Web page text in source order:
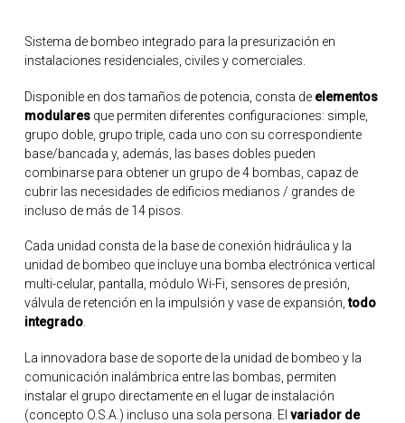
Sistema de bombeo integrado para la presurización en
instalaciones residenciales, civiles y comerciales.
Disponible en dos tamaños de potencia, consta de elementos
modularesque permiten diferentes configuraciones: simple,
grupo doble, grupo triple, cada uno con su correspondiente
base/bancada y, además, las bases dobles pueden
combinarse para obtener un grupo de 4 bombas, capaz de
cubrir las necesidades de edificios medianos / grandes de
incluso de más de 14 pisos.
Cada unidad consta de la base de conexión hidráulica y la
unidad de bombeo que incluye una bomba electrónica vertical
multi-celular, pantalla, módulo Wi-Fi, sensores de presión,
válvula de retención en la impulsión y vase de expansión,todo
integrado.
La innovadora base de soporte de la unidad de bombeo y la
comunicación inalámbrica entre las bombas, permiten
instalar el grupo directamente en el lugar de instalación
(concepto O.S.A.) incluso una sola persona. El variador de